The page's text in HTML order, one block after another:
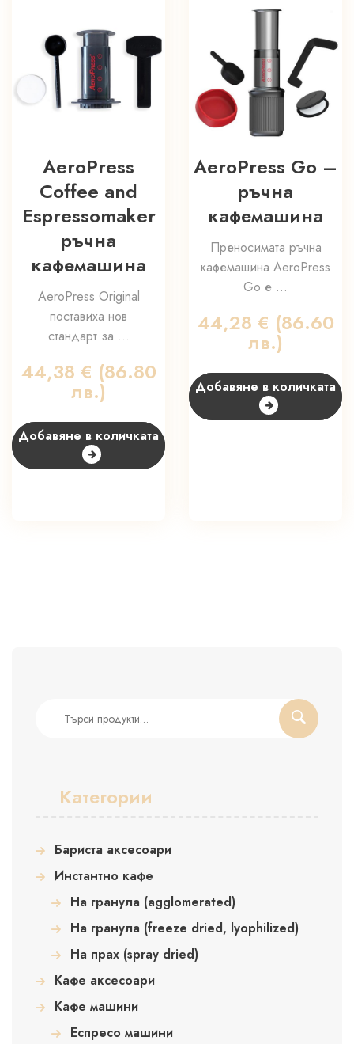
AeroPress
Coffee and
Espressomaker
ръчна
кафемашина
AeroPress Original
поставиха нов
стандарт за ...
44,38 € (86.80
лв.)
Добавяне в количката
AeroPress Go –
ръчна
кафемашина
Преносимата ръчна
кафемашина AeroPress
Go е ...
44,28 € (86.60
лв.)
Добавяне в количката
Категории
Бариста аксесоари
Инстантно кафе
На гранула (agglomerated)
На гранула (freeze dried, lyophilized)
На прах (spray dried)
Кафе аксесоари
Кафе машини
Еспресо машини